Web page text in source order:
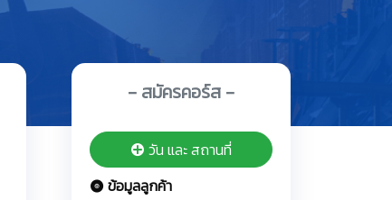
- สมัครคอร์ส -
วัน และ สถานที่
ข้อมูลลูกค้า